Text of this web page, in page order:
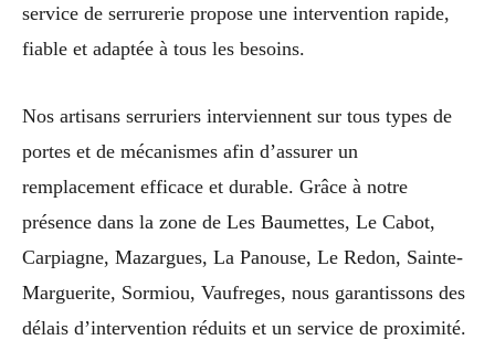
service de serrurerie propose une intervention rapide,
fiable et adaptée à tous les besoins.
Nos artisans serruriers interviennent sur tous types de
portes et de mécanismes afin d’assurer un
remplacement efficace et durable. Grâce à notre
présence dans la zone de Les Baumettes, Le Cabot,
Carpiagne, Mazargues, La Panouse, Le Redon, Sainte-
Marguerite, Sormiou, Vaufreges, nous garantissons des
délais d’intervention réduits et un service de proximité.